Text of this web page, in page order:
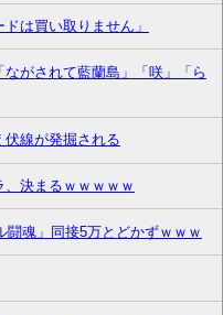
は買い取りません」
がされて藍蘭島」「咲」「ら
伏線が発掘される
、決まるｗｗｗｗｗ
闘魂」同接5万とどかずｗｗｗ